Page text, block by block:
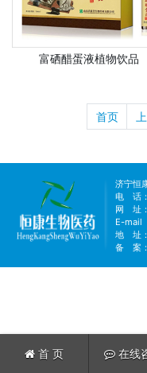
富硒醋蛋液植物饮品
首页
济宁恒
电 话
网 址：
E-mail
地 址：
备 案：
首 页 在线